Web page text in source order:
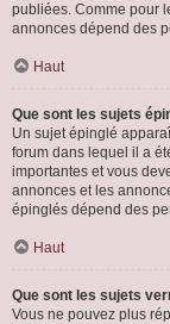
publiées. Comme pour
annonces dépend des
Haut
Que sont les sujets
Un sujet épinglé
forum dans lequel il a
importantes et vous
annonces et les
épinglés dépend des
Haut
Que sont les sujets
Vous ne pouvez plus